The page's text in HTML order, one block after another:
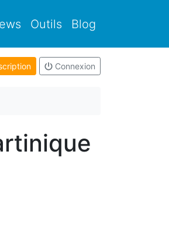
Outils Blog
Connexion